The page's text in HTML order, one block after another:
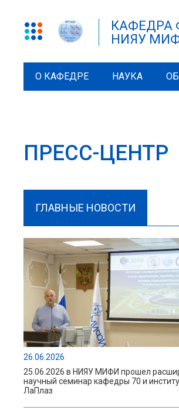
КАФЕДРА
НИЯУ
О КАФЕДРЕ НАУКА
ПРЕСС-ЦЕНТР
ГЛАВНЫЕ НОВОСТИ
26.06.2026
25.06.2026 в НИЯУ МИФИ прошел
научный семинар кафедры 70 и
ЛаПлаз